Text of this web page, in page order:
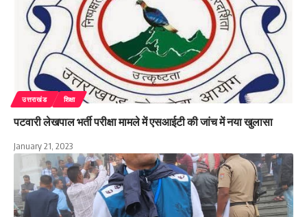
उत्तराखंड शिक्षा
पटवारी लेखपाल भर्ती परीक्षा मामले में एसआईटी की जांच में नया खुलासा
January 21, 2023